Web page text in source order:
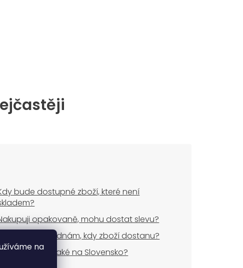
na
bude dostupné zboží, které není
opakovaně, mohu dostat slevu?
Když dnes objednám, kdy zboží dostanu?
zboží také na Slovensko?